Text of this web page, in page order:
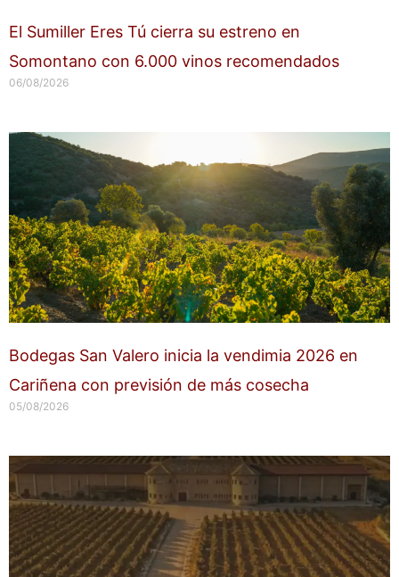
El Sumiller Eres Tú cierra su estreno en
Somontano con 6.000 vinos recomendados
06/08/2026
Bodegas San Valero inicia la vendimia 2026 en
Cariñena con previsión de más cosecha
05/08/2026